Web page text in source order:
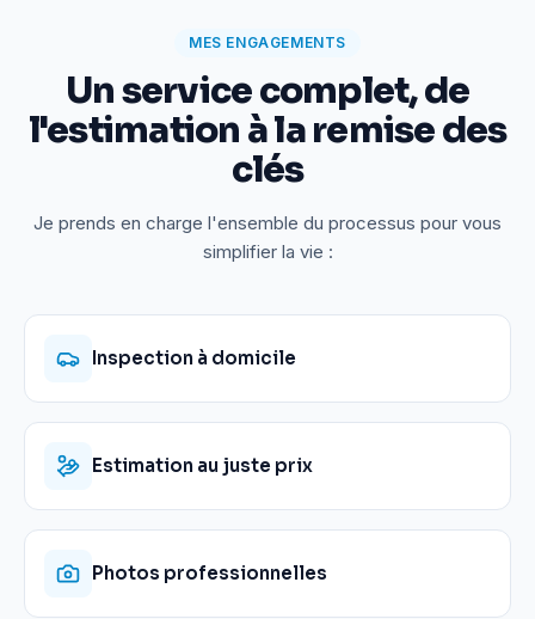
MES ENGAGEMENTS
Un service complet, de
l'estimation à la remise des
clés
Je prends en charge l'ensemble du processus pour vous
simplifier la vie :
Inspection à domicile
Estimation au juste prix
Photos professionnelles